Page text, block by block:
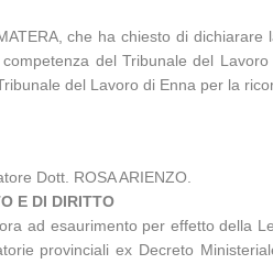
che ha chiesto di
del Tribunale del
del Lavoro di Enna per la
Dott. ROSA ARIENZO.
E DI DIRITTO
ad esaurimento per effetto della
provinciali ex Decreto